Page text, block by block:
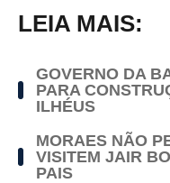
LEIA MAIS:
GOVERNO DA
PARA
ILHÉUS
MORAES NÃO
VISITEM JAIR
PAIS